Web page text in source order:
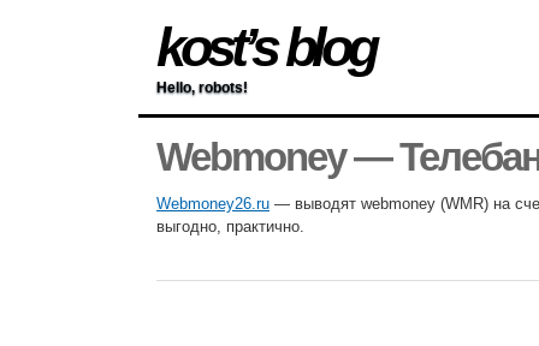
kost’s blog
Hello, robots!
Webmoney —
Webmoney26.ru — выводят webmoney (WMR) на
выгодно, практично.